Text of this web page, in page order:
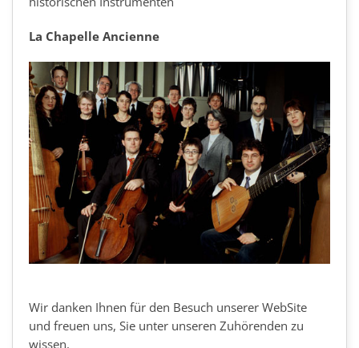
La Chapelle Ancienne
Wir danken Ihnen für den Besuch unserer WebSite
und freuen uns, Sie unter unseren Zuhörenden zu
wissen.